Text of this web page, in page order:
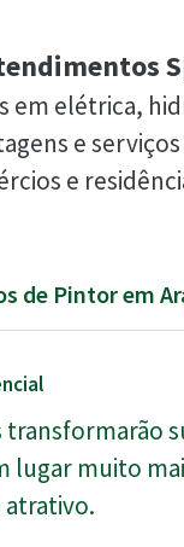
em elétrica,
e
e
de Pintor em
lugar muito
atrativo.